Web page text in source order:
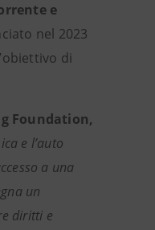
e
nel 2023
di
Foundation,
e l’auto
a una
un
diritti e